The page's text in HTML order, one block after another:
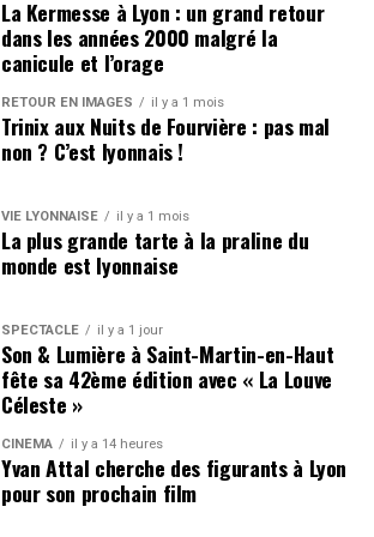
La Kermesse à Lyon : un grand retour
dans les années 2000 malgré la
canicule et l’orage
RETOUR EN IMAGES il y a 1 mois
Trinix aux Nuits de Fourvière : pas mal
non ? C’est lyonnais !
VIE LYONNAISE il y a 1 mois
La plus grande tarte à la praline du
monde est lyonnaise
SPECTACLE il y a 1 jour
Son & Lumière à Saint-Martin-en-Haut
fête sa 42ème édition avec « La Louve
Céleste »
CINÉMA il y a 14 heures
Yvan Attal cherche des figurants à Lyon
pour son prochain film